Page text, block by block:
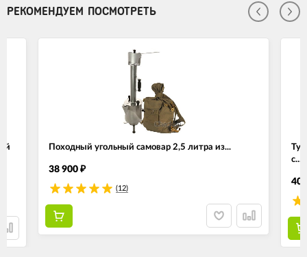
РЕКОМЕНДУЕМ ПОСМОТРЕТЬ
Походный угольный самовар 2,5 литра из...
38 900 ₽
(12)
с...
40